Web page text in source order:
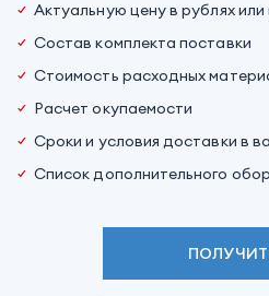
Актуальную цену в рублях
Состав комплекта поставки
Стоимость расходных
Расчет окупаемости
Сроки и условия доставки в
Список дополнительного